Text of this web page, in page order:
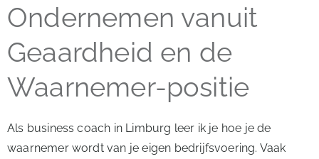
Ondernemen vanuit
Geaardheid en de
Waarnemer-positie
Als business coach in Limburg leer ik je hoe je de
waarnemer wordt van je eigen bedrijfsvoering. Vaak